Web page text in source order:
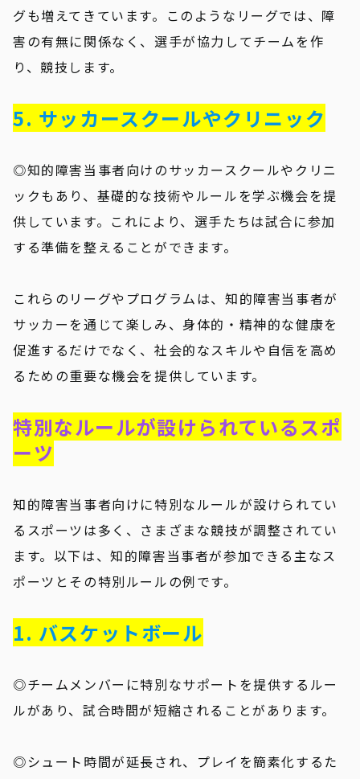
グも増えてきています。このようなリーグでは、障
害の有無に関係なく、選手が協力してチームを作
り、競技します。
5. サッカースクールやクリニック
◎知的障害当事者向けのサッカースクールやクリニ
ックもあり、基礎的な技術やルールを学ぶ機会を提
供しています。これにより、選手たちは試合に参加
する準備を整えることができます。
これらのリーグやプログラムは、知的障害当事者が
サッカーを通じて楽しみ、身体的・精神的な健康を
促進するだけでなく、社会的なスキルや自信を高め
るための重要な機会を提供しています。
特別なルールが設けられているスポ
ーツ
知的障害当事者向けに特別なルールが設けられてい
るスポーツは多く、さまざまな競技が調整されてい
ます。以下は、知的障害当事者が参加できる主なス
ポーツとその特別ルールの例です。
1. バスケットボール
◎チームメンバーに特別なサポートを提供するルー
ルがあり、試合時間が短縮されることがあります。
◎シュート時間が延長され、プレイを簡素化するた